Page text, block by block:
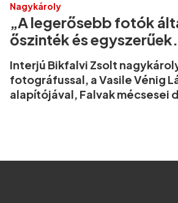
Nagykároly
„A legerősebb fotók
őszinték és
Interjú Bikfalvi Zsolt
fotográfussal, a Vasile Vénig
alapítójával, Falvak mécsesei